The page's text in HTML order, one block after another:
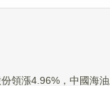
領漲4.96%，中國海